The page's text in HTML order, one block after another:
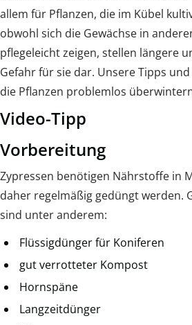
allem für Pflanzen, die im Kübel
obwohl sich die Gewächse in
pflegeleicht zeigen, stellen längere
Gefahr für sie dar. Unsere Tipps
die Pflanzen problemlos
Video-Tipp
Vorbereitung
Zypressen benötigen Nährstoffe in
daher regelmäßig gedüngt werden.
sind unter anderem:
Flüssigdünger für Koniferen
gut verrotteter Kompost
Hornspäne
Langzeitdünger